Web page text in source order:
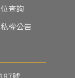
查詢
權公告